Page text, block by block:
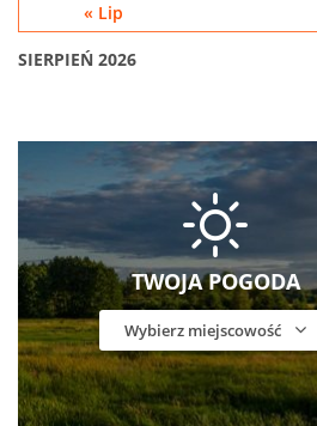
SIERPIEŃ 2026
« Lip
TWOJA POGODA
Wybierz miejscowość